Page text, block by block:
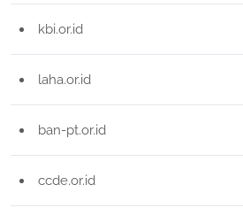
kbi.or.id
laha.or.id
ban-pt.or.id
ccde.or.id